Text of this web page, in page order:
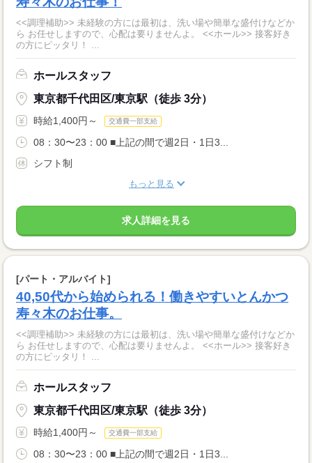
<<調理補助>> 未経験の方には最初は、洗い場や簡単な盛付けなどか
ら お任せしますので、心配は要りませんよ。 <<ホール>> 接客好き
の方にピッタリ！ ...
ホールスタッフ
東京都千代田区/東京駅（徒歩 3分）
時給1,400円～ 交通費一部支給
08：30〜23：00 ■上記の間で週2日・1日3...
シフト制
もっと見る
求人詳細を見る
[パート・アルバイト]
40,50代から始められる！働きやすいとんかつ
寿々木のお仕事。
<<調理補助>> 未経験の方には最初は、洗い場や簡単な盛付けなどか
ら お任せしますので、心配は要りませんよ。 <<ホール>> 接客好き
の方にピッタリ！ ...
ホールスタッフ
東京都千代田区/東京駅（徒歩 3分）
時給1,400円～ 交通費一部支給
08：30〜23：00 ■上記の間で週2日・1日3...